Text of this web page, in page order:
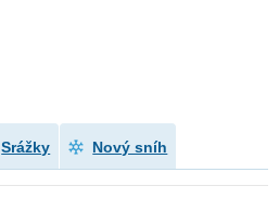
Srážky Nový sníh